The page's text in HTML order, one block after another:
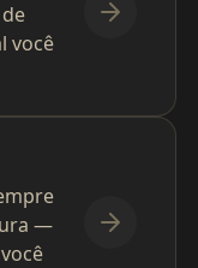
você
—